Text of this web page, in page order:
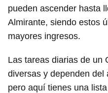
pueden ascender hasta
Almirante, siendo estos
mayores ingresos.
Las tareas diarias de un
diversas y dependen del
pero aquí tienes una